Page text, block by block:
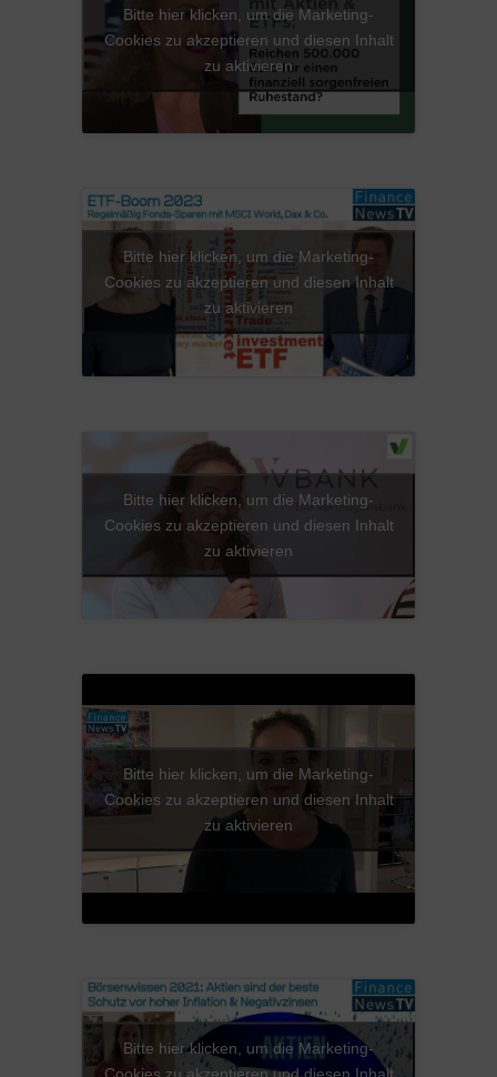
Bitte hier klicken, um die Marketing-
Cookies zu akzeptieren und diesen Inhalt
zu aktivieren
Bitte hier klicken, um die Marketing-
Cookies zu akzeptieren und diesen Inhalt
zu aktivieren
Bitte hier klicken, um die Marketing-
Cookies zu akzeptieren und diesen Inhalt
zu aktivieren
Bitte hier klicken, um die Marketing-
Cookies zu akzeptieren und diesen Inhalt
zu aktivieren
Bitte hier klicken, um die Marketing-
Cookies zu akzeptieren und diesen Inhalt